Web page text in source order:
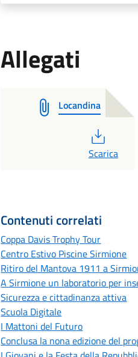
Allegati
Locandina
PDF
Scarica
Contenuti correlati
Coppa Davis Trophy Tour
Centro Estivo Piscine Sirmione
Ritiro del Mantova 1911 a
A Sirmione un laboratorio per
Sicurezza e cittadinanza attiva
Scuola Digitale
I Mattoni del Futuro
Conclusa la nona edizione del